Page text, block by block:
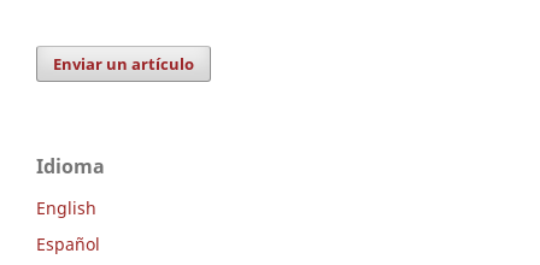
Enviar un artículo
Idioma
English
Español